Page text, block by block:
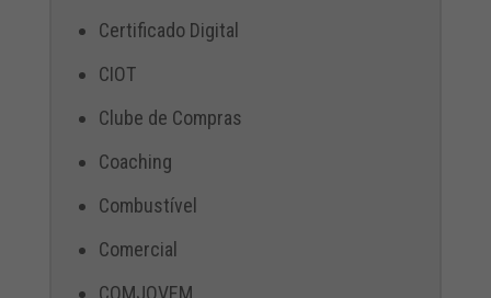
Certificado Digital
CIOT
Clube de Compras
Coaching
Combustível
Comercial
COMJOVEM